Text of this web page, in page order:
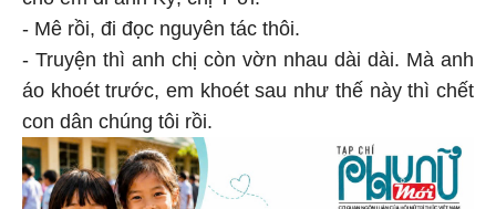
- Mê rồi, đi đọc nguyên tác thôi.
- Truyện thì anh chị còn vờn nhau dài dài. Mà anh
áo khoét trước, em khoét sau như thế này thì chết
con dân chúng tôi rồi.